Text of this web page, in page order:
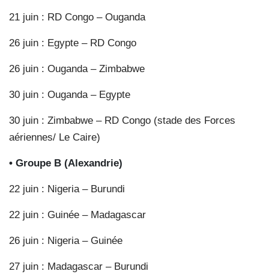
21 juin : RD Congo – Ouganda
26 juin : Egypte – RD Congo
26 juin : Ouganda – Zimbabwe
30 juin : Ouganda – Egypte
30 juin : Zimbabwe – RD Congo (stade des Forces
aériennes/ Le Caire)
• Groupe B (Alexandrie)
22 juin : Nigeria – Burundi
22 juin : Guinée – Madagascar
26 juin : Nigeria – Guinée
27 juin : Madagascar – Burundi